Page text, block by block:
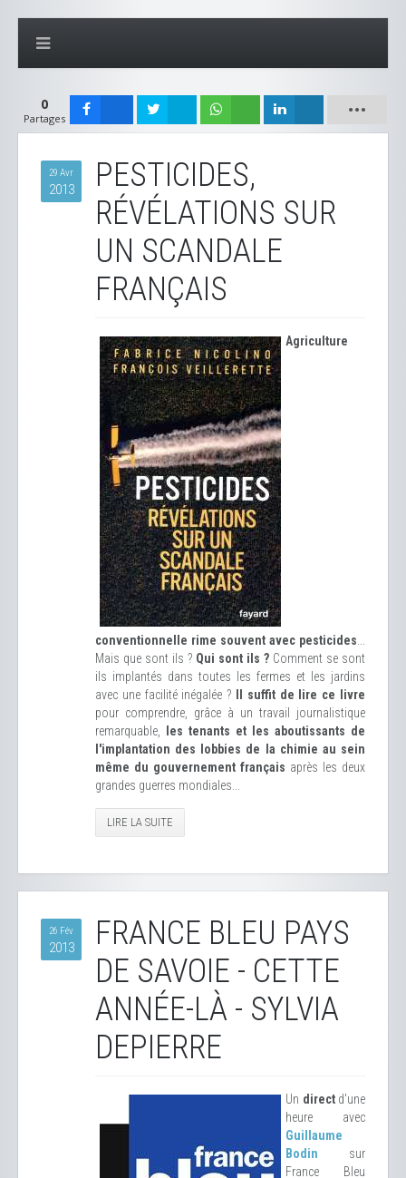
0
Partages
29 Avr
2013
PESTICIDES,
RÉVÉLATIONS SUR
UN SCANDALE
FRANÇAIS
Agriculture
conventionnelle rime souvent avec pesticides
Mais que sont ils ? Qui sont ils ? Comment se sont
ils implantés dans toutes les fermes et les jardins
avec une facilité inégalée ?
Il suffit de lire ce livre
pour comprendre, grâce à un travail journalistique
remarquable,
les tenants et les aboutissants de
l'implantation des lobbies de la chimie au sein
même du gouvernement français après les deux
grandes guerres mondiales...
LIRE LA SUITE
26 Fév
2013
FRANCE BLEU PAYS
DE SAVOIE - CETTE
ANNÉE-LÀ - SYLVIA
DEPIERRE
Un directd'une
heure avec
Guillaume
Bodin sur
France Bleu